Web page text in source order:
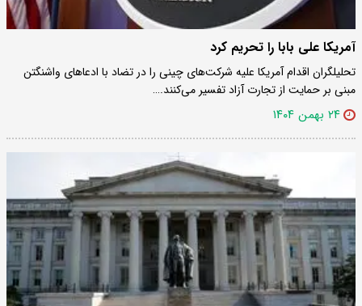
آمریکا علی بابا را تحریم کرد
تحلیلگران اقدام آمریکا علیه شرکت‌های چینی را در تضاد با ادعاهای واشنگتن
مبنی بر حمایت از تجارت آزاد تفسیر می‌کنند.…
۲۴ بهمن ۱۴۰۴